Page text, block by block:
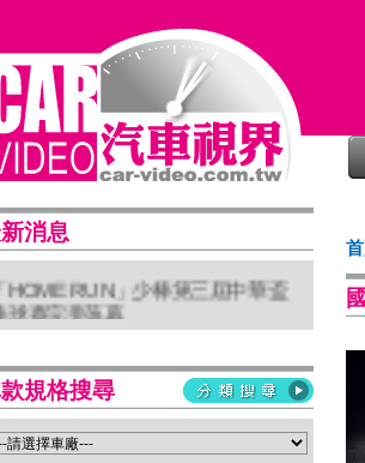
消息
利司通穩馭前行 四大系列改款齊發
化未來
「HOME RUN」少棒第三屆中華盃
球賽完美落幕
太首座 Stellantis Brand House 據
新北土城旗艦店盛大開幕
屏東2S新據點開幕 強化南台灣
務網絡
規格搜尋